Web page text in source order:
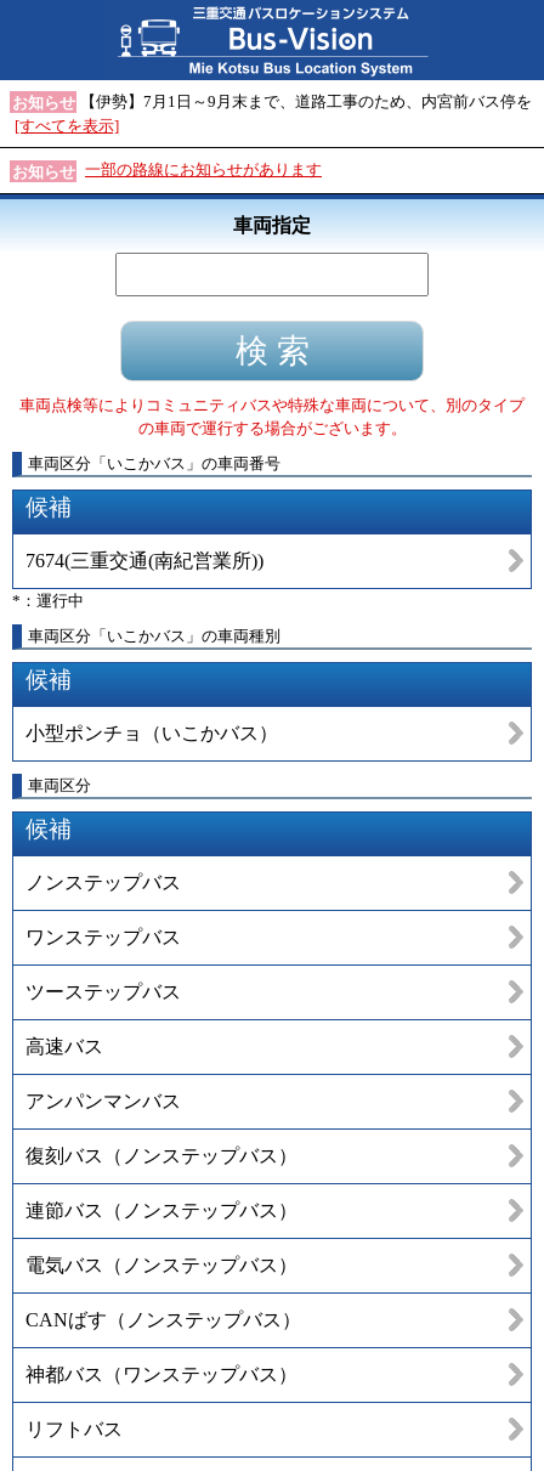
お知らせ
【伊勢】7月1日～9月末まで、道路工事のため、内宮前バス停を
[すべてを表示]
お知らせ 一部の路線にお知らせがあります
車両指定
車両点検等によりコミュニティバスや特殊な車両について、別のタイプ
の車両で運行する場合がございます。
車両区分 「 いこかバス 」 の車両番号
候補
7674(三重交通(南紀営業所))
*：運行中
車両区分「いこかバス」の車両種別
候補
小型ポンチョ（いこかバス）
車両区分
候補
ノンステップバス
ワンステップバス
ツーステップバス
高速バス
アンパンマンバス
復刻バス（ノンステップバス）
連節バス（ノンステップバス）
電気バス（ノンステップバス）
CANばす（ノンステップバス）
神都バス（ワンステップバス）
リフトバス